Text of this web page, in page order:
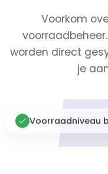
Voorkom
worden direct
je
Voorraadniveau